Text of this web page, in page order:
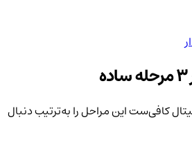
کافی‌ست این مراحل را به‌ترتیب دنبال